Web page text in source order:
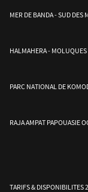
MER DE BANDA - SUD DES
HALMAHERA - MOLUQUES
PARC NATIONAL DE
RAJA AMPAT PAPOUASIE
TARIFS & DISPONIBILITES